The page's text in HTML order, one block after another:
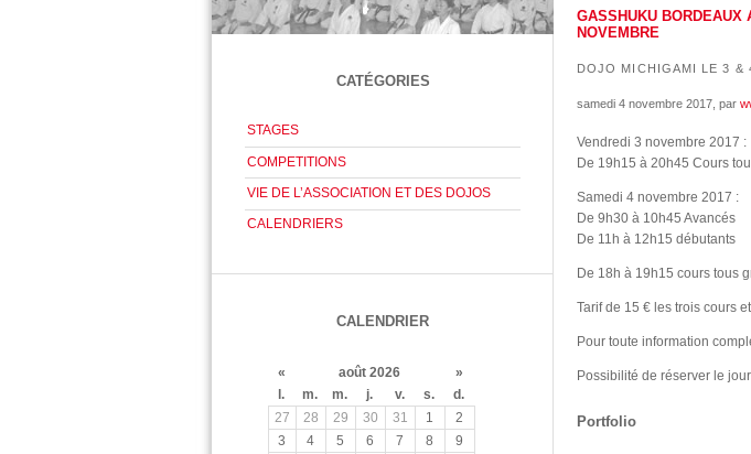
GASSHUKU BORDEAUX
NOVEMBRE
DOJO MICHIGAMI LE 3 &
samedi 4 novembre 2017 , par
Vendredi 3 novembre 2017 :
De 19h15 à 20h45 Cours
Samedi 4 novembre 2017 :
De 9h30 à 10h45 Avancés
De 11h à 12h15 débutants
De 18h à 19h15 cours tous
Tarif de 15 € les trois cours
Pour toute information
Possibilité de réserver le
Portfolio
CATÉGORIES
STAGES
COMPETITIONS
VIE DE L’ASSOCIATION ET DES DOJOS
CALENDRIERS
CALENDRIER
« août 2026
»
l.
m. m. j. v. s.
d.
27
28 29 30 31 1
2
3
4 5 6 7 8
9